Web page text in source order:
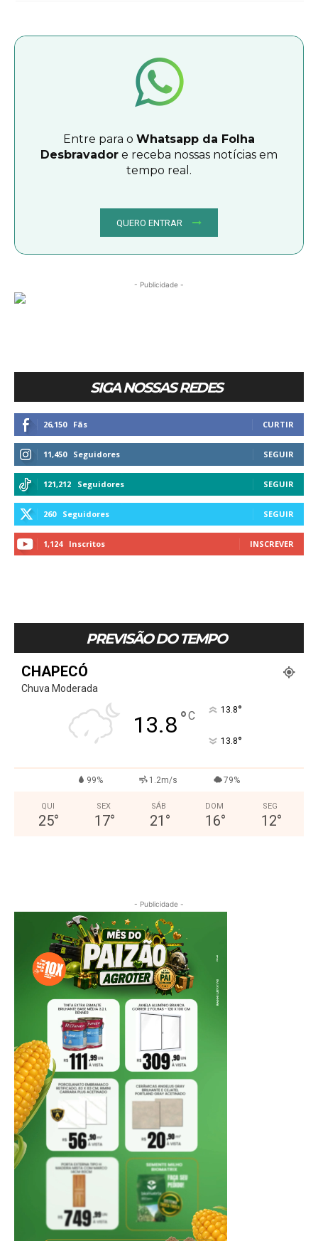
Entre para o Whatsapp da Folha
Desbravador e receba nossas notícias em
tempo real.
QUERO ENTRAR
- Publicidade -
SIGA NOSSAS REDES
26,150 Fãs CURTIR
11,450 Seguidores SEGUIR
121,212 Seguidores SEGUIR
260 Seguidores SEGUIR
1,124 Inscritos INSCREVER
PREVISÃO DO TEMPO
CHAPECÓ
Chuva Moderada
13.8°C 13.8°
13.8°
99% 1.2m/s 79%
QUI
25°
SEX
17°
SÁB
21 °
DOM
16°
SEG
12°
- Publicidade -